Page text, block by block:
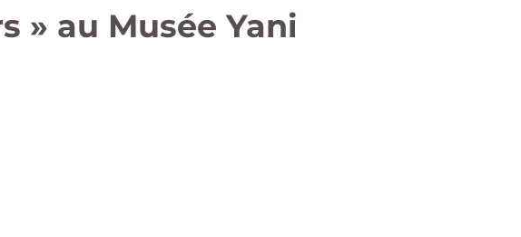
» au Musée Yani